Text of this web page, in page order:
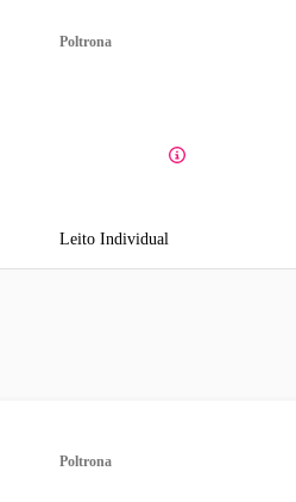
Poltrona
Leito Individual
Poltrona